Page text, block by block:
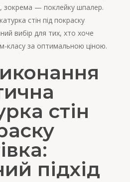
зокрема — поклейку шпалер.
стін під покраску
вибір для тих, хто хоче
класу за оптимальною ціною.
стін
підхід